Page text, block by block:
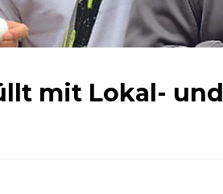
mit Lokal- und